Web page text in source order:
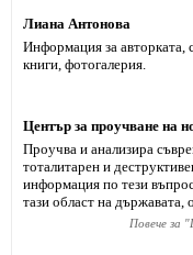
Лиана Антонова
Информация за авторката,
книги, фотогалерия.
Център за проучване на
Проучва и анализира
тоталитарен и
информация по тези
тази област на държавата,
Повече за "